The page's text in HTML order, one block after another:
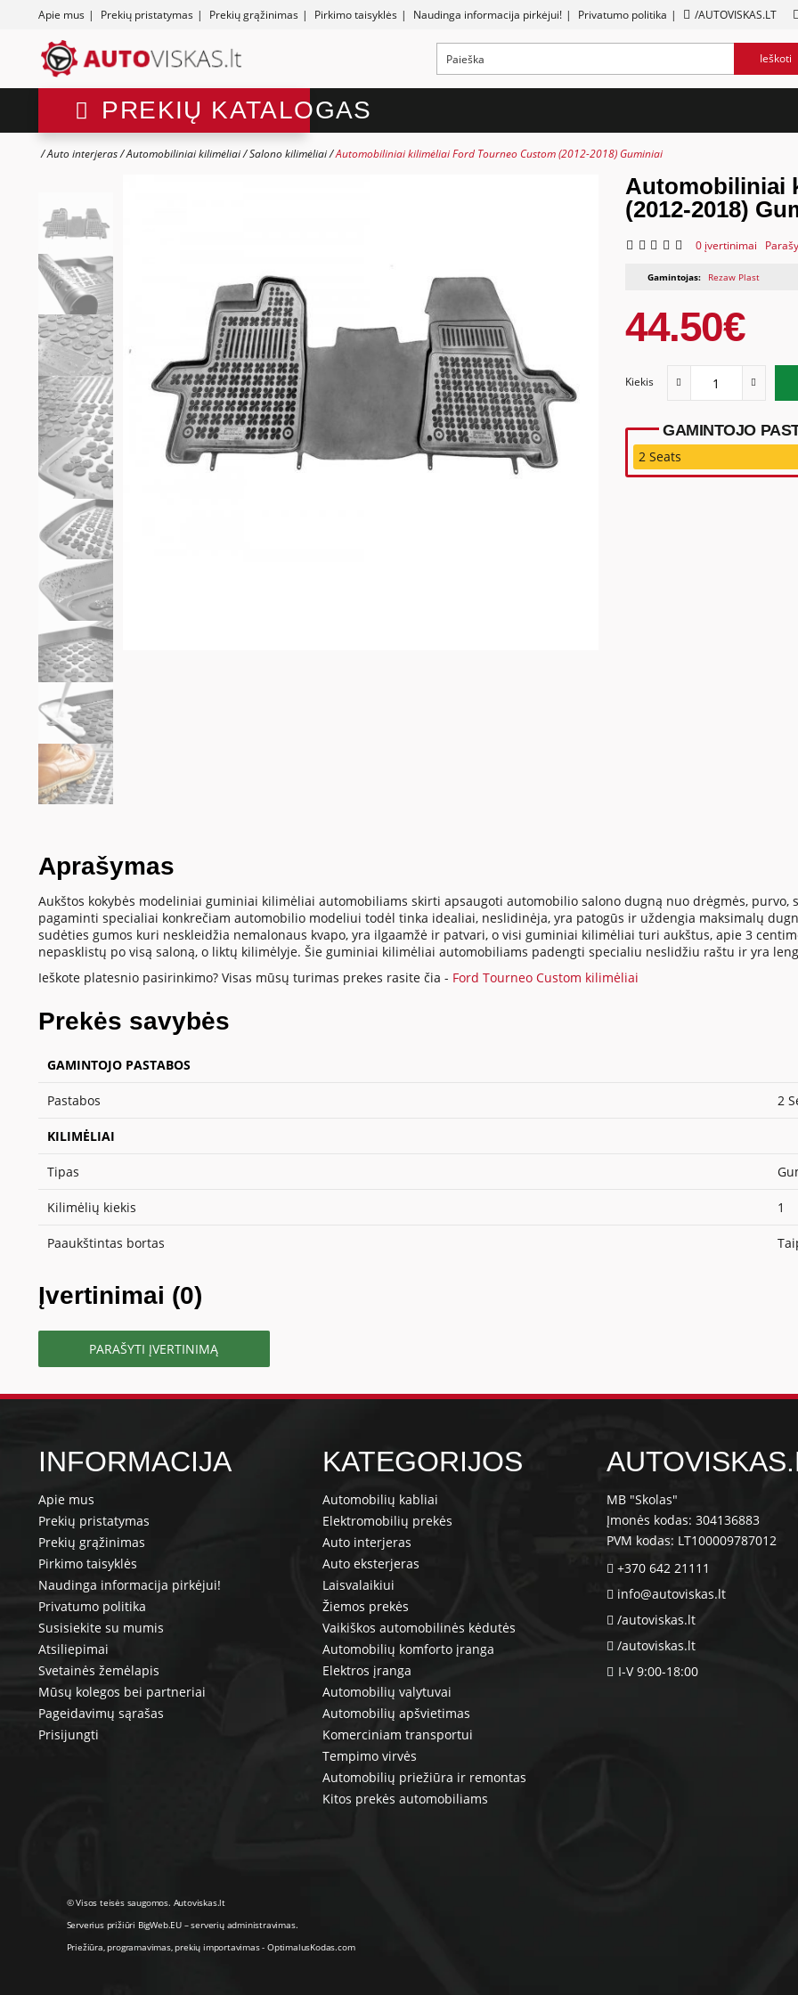
Apie mus | Prekių pristatymas | Prekių grąžinimas | Pirkimo taisyklės | Naudinga informacija pirkėjui! | Privatumo politika | /AUTOVISKAS.LT
Ieškoti
PREKIŲ KATALOGAS
Auto interjeras Automobiliniai kilimėliai Salono kilimėliai Automobiliniai kilimėliai Ford Tourneo Custom (2012-2018) Guminiai
Automobiliniai
(2012-2018)
0 įvertinimai
Gamintojas: Rezaw Plast
44.50€
Kiekis
GAMINTOJO
2 Seats
Aprašymas
Aukštos kokybės modeliniai guminiai kilimėliai automobiliams skirti apsaugoti automobilio salono dugną nuo drėgmės,
pagaminti specialiai konkrečiam automobilio modeliui todėl tinka idealiai, neslidinėja, yra patogūs ir uždengia maksimalų
sudėties gumos kuri neskleidžia nemalonaus kvapo, yra ilgaamžė ir patvari, o visi guminiai kilimėliai turi aukštus, apie 3
nepasklistų po visą saloną, o liktų kilimėlyje. Šie guminiai kilimėliai automobiliams padengti specialiu neslidžiu raštu ir yra
Ieškote platesnio pasirinkimo? Visas mūsų turimas prekes rasite čia - Ford Tourneo Custom kilimėliai
Prekės savybės
GAMINTOJO PASTABOS
Pastabos 2
KILIMĖLIAI
Tipas
Kilimėlių kiekis 1
Paaukštintas bortas
Įvertinimai (0)
PARAŠYTI ĮVERTINIMĄ
INFORMACIJA
Apie mus
Prekių pristatymas
Prekių grąžinimas
Pirkimo taisyklės
Naudinga informacija pirkėjui!
Privatumo politika
Susisiekite su mumis
Atsiliepimai
Svetainės žemėlapis
Mūsų kolegos bei partneriai
Pageidavimų sąrašas
Prisijungti
KATEGORIJOS
Automobilių kabliai
Elektromobilių prekės
Auto interjeras
Auto eksterjeras
Laisvalaikiui
Žiemos prekės
Vaikiškos automobilinės kėdutės
Automobilių komforto įranga
Elektros įranga
Automobilių valytuvai
Automobilių apšvietimas
Komerciniam transportui
Tempimo virvės
Automobilių priežiūra ir remontas
Kitos prekės automobiliams
MB "Skolas"
Įmonės kodas: 304136883
PVM kodas: LT100009787012
+370 642 21111
info@autoviskas.lt
/autoviskas.lt
/autoviskas.lt
I-V 9:00-18:00
© Visos teisės saugomos. Autoviskas.lt
Serverius prižiūri BigWeb.EU–serverių administravimas.
Priežiūra, programavimas,prekių importavimas- OptimalusKodas.com